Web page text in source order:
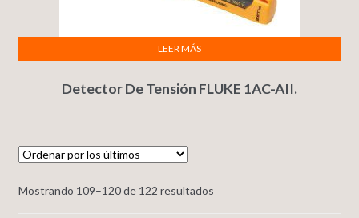
Detector De Tensión FLUKE 1AC-AII.
LEER MÁS
Mostrando 109–120 de 122 resultados